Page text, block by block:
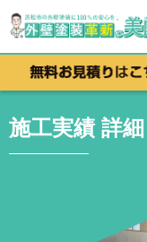
施工実績 詳細